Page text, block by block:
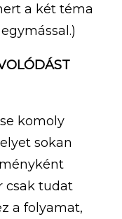
a két téma
komoly
sokan
csak tudat
a folyamat,